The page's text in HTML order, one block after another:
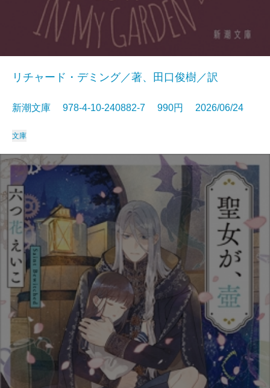
リチャード・デミング／著、田口俊樹／訳
新潮文庫 978-4-10-240882-7 990円 2026/06/24
文庫